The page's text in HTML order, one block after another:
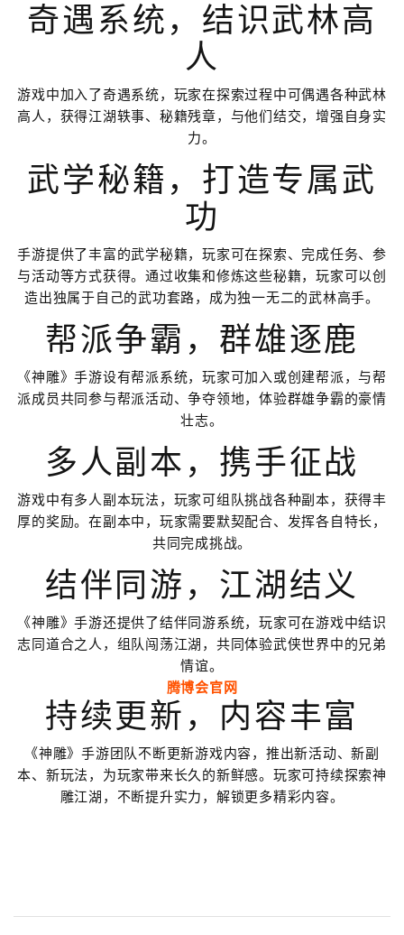
奇遇系统，结识武林高
人
游戏中加入了奇遇系统，玩家在探索过程中可偶遇各种武林
高人，获得江湖轶事、秘籍残章，与他们结交，增强自身实
力。
武学秘籍，打造专属武
功
手游提供了丰富的武学秘籍，玩家可在探索、完成任务、参
与活动等方式获得。通过收集和修炼这些秘籍，玩家可以创
造出独属于自己的武功套路，成为独一无二的武林高手。
帮派争霸，群雄逐鹿
《神雕》手游设有帮派系统，玩家可加入或创建帮派，与帮
派成员共同参与帮派活动、争夺领地，体验群雄争霸的豪情
壮志。
多人副本，携手征战
游戏中有多人副本玩法，玩家可组队挑战各种副本，获得丰
厚的奖励。在副本中，玩家需要默契配合、发挥各自特长，
共同完成挑战。
结伴同游，江湖结义
《神雕》手游还提供了结伴同游系统，玩家可在游戏中结识
志同道合之人，组队闯荡江湖，共同体验武侠世界中的兄弟
情谊。
腾博会官网
持续更新，内容丰富
《神雕》手游团队不断更新游戏内容，推出新活动、新副
本、新玩法，为玩家带来长久的新鲜感。玩家可持续探索神
雕江湖，不断提升实力，解锁更多精彩内容。